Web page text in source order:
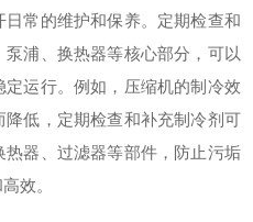
常的维护和保养。定期检查和
浦、换热器等核心部分，可以
运行。例如，压缩机的制冷效
低，定期检查和补充制冷剂可
器、过滤器等部件，防止污垢
效。